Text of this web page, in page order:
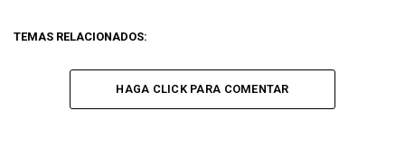
TEMAS RELACIONADOS:
HAGA CLICK PARA COMENTAR